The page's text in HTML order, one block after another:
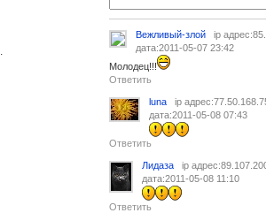
Вежливый-злой
ip
дата:2011-05-07 23:42
Молодец!!!
Ответить
luna
ip
дата:2011-05-08 07:43
Ответить
Лидаза
ip
дата:2011-05-08 11:10
Ответить